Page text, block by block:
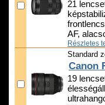
21
AF,
Részletes
Standard
Canon
19